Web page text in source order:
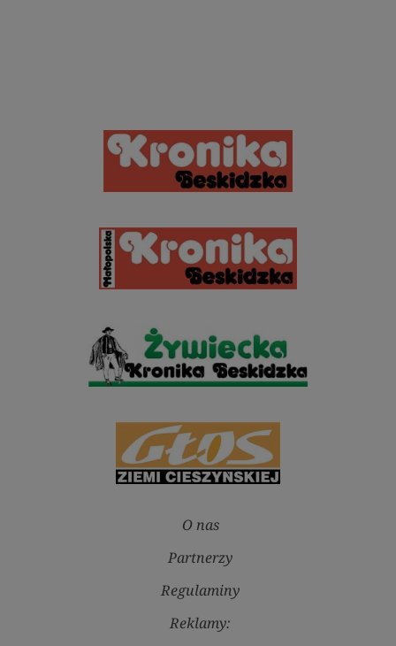
O nas
Partnerzy
Regulaminy
Reklamy: